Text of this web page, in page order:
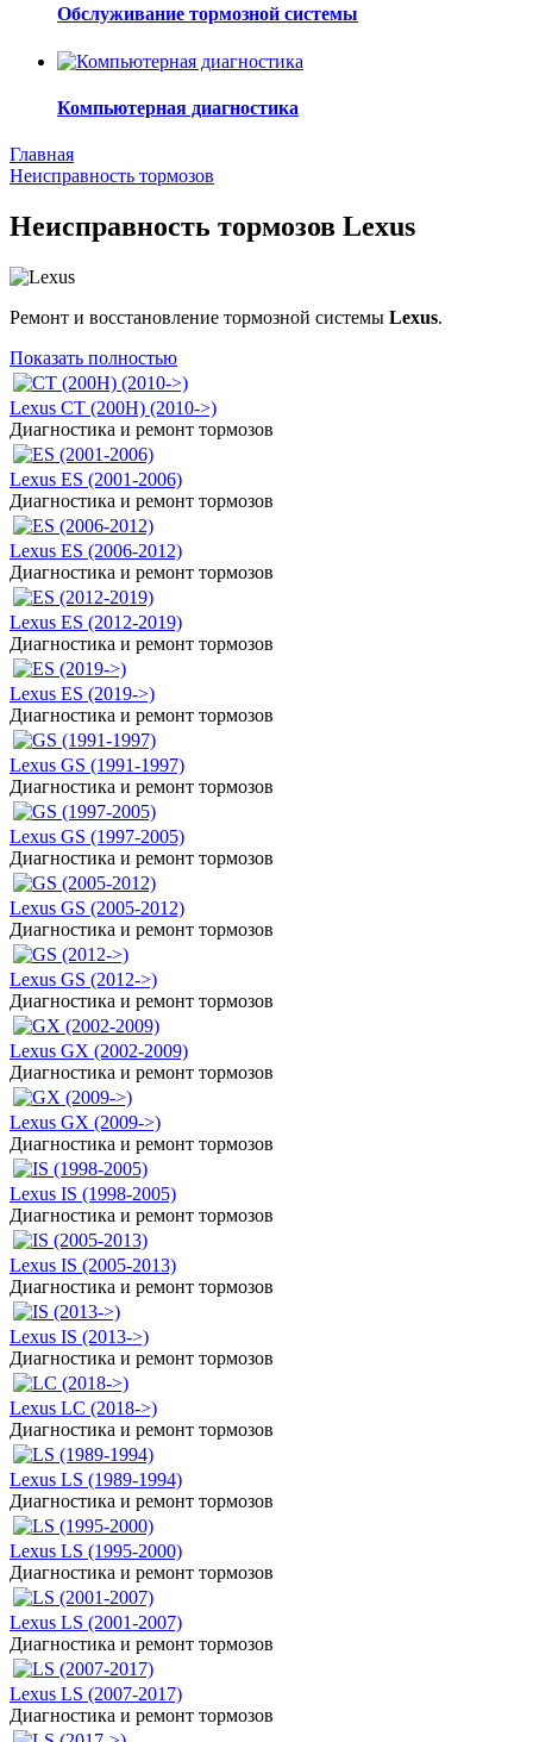
Обслуживание тормозной системы
Компьютерная диагностика
Главная
Неисправность тормозов
Неисправность тормозов Lexus
Ремонт и восстановление тормозной системы Lexus.
Показать полностью
Lexus CT (200H) (2010->)
Диагностика и ремонт тормозов
Lexus ES (2001-2006)
Диагностика и ремонт тормозов
Lexus ES (2006-2012)
Диагностика и ремонт тормозов
Lexus ES (2012-2019)
Диагностика и ремонт тормозов
Lexus ES (2019->)
Диагностика и ремонт тормозов
Lexus GS (1991-1997)
Диагностика и ремонт тормозов
Lexus GS (1997-2005)
Диагностика и ремонт тормозов
Lexus GS (2005-2012)
Диагностика и ремонт тормозов
Lexus GS (2012->)
Диагностика и ремонт тормозов
Lexus GX (2002-2009)
Диагностика и ремонт тормозов
Lexus GX (2009->)
Диагностика и ремонт тормозов
Lexus IS (1998-2005)
Диагностика и ремонт тормозов
Lexus IS (2005-2013)
Диагностика и ремонт тормозов
Lexus IS (2013->)
Диагностика и ремонт тормозов
Lexus LC (2018->)
Диагностика и ремонт тормозов
Lexus LS (1989-1994)
Диагностика и ремонт тормозов
Lexus LS (1995-2000)
Диагностика и ремонт тормозов
Lexus LS (2001-2007)
Диагностика и ремонт тормозов
Lexus LS (2007-2017)
Диагностика и ремонт тормозов